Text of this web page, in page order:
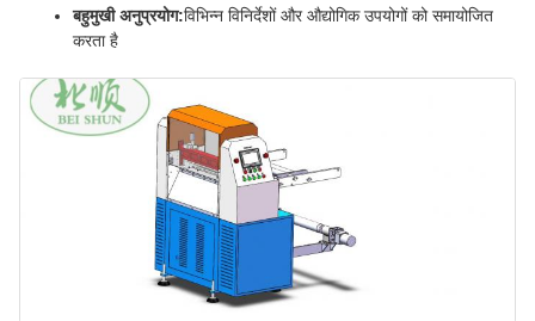
बहुमुखी अनुप्रयोग:विभिन्न विनिर्देशों और औद्योगिक उपयोगों को समायोजित
करता है